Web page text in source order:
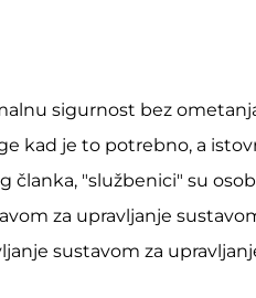
sigurnost bez
kad je to potrebno, a
"službenici" su
za upravljanje
sustavom za